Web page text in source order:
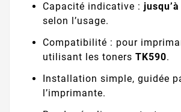
Capacité indicative :
selon l’usage.
Compatibilité : pour
utilisant les toners TK590.
Installation simple, guidée
l’imprimante.